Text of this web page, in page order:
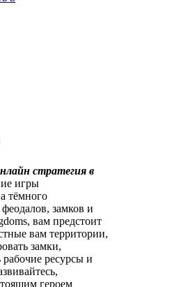
стратегия в
игры
тёмного
замков и
вам предстоит
вам территории,
замки,
рабочие ресурсы и
героем